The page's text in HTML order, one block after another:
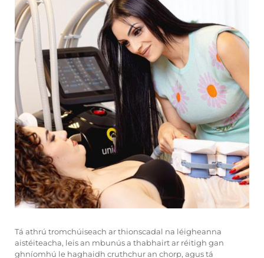
Tá athrú tromchúiseach ar thionscadal na léigheanna
aistéiteacha, leis an mbunús a thabhairt ar réitigh gan
ghníomhú le haghaidh cruthchur an chorp, agus tá